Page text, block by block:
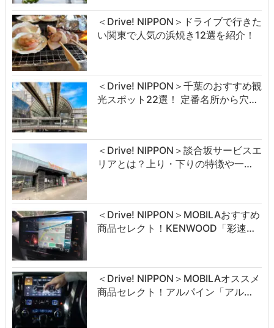
＜Drive! NIPPON＞ドライブで行きた
い関東で人気の浜焼き12選を紹介！
＜Drive! NIPPON＞千葉のおすすめ観
光スポット22選！ 定番名所から穴…
＜Drive! NIPPON＞談合坂サービスエ
リアとは？上り・下りの特徴や一…
＜Drive! NIPPON＞MOBILAおすすめ
商品セレクト！KENWOOD「彩速…
＜Drive! NIPPON＞MOBILAオススメ
商品セレクト！アルパイン「アル…